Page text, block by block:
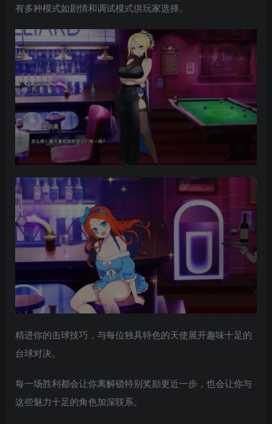
有多种模式如剧情和调试模式供玩家选择。
精进你的击球技巧，与每位独具特色的天使展开趣味十足的
台球对决。
每一场胜利都会让你离解锁特别奖励更近一步，也会让你与
这些魅力十足的角色加深联系。